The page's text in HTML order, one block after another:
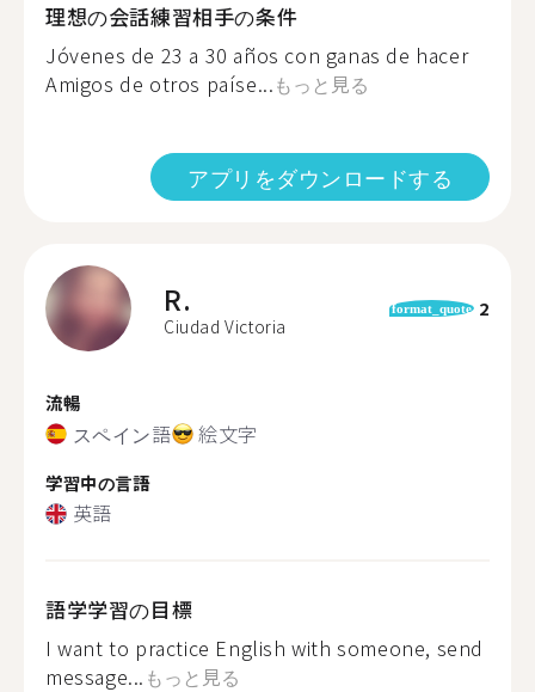
理想の会話練習相手の条件
Jóvenes de 23 a 30 años con ganas de hacer
Amigos de otros paíse...もっと見る
アプリをダウンロードする
R.
Ciudad Victoria
format_quote 2
流暢
スペイン語 絵文字
学習中の言語
英語
語学学習の目標
I want to practice English with someone, send
message... もっと見る